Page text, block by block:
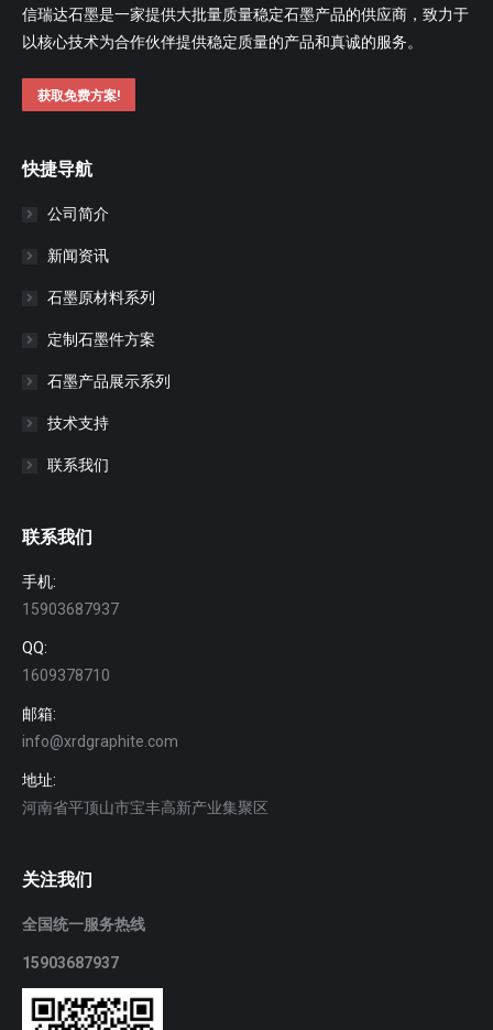
信瑞达石墨是一家提供大批量质量稳定石墨产品的供应商，致力于
以核心技术为合作伙伴提供稳定质量的产品和真诚的服务。
获取免费方案!
快捷导航
公司简介
新闻资讯
石墨原材料系列
定制石墨件方案
石墨产品展示系列
技术支持
联系我们
联系我们
手机:
15903687937
QQ:
1609378710
邮箱:
info@xrdgraphite.com
地址:
河南省平顶山市宝丰高新产业集聚区
关注我们
全国统一服务热线
15903687937